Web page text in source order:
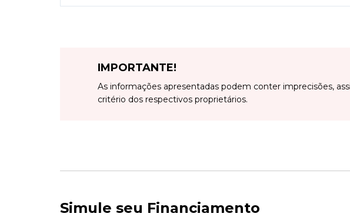
IMPORTANTE!
As informações apresentadas podem conter imprecisões,
critério dos respectivos proprietários.
Simule seu Financiamento